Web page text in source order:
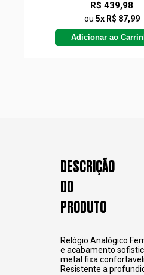
R$ 439,98
ou 5x R$ 87,99
Adicionar ao
DESCRIÇÃO
DO
PRODUTO
Relógio Analógico
e acabamento
metal fixa
Resistente a